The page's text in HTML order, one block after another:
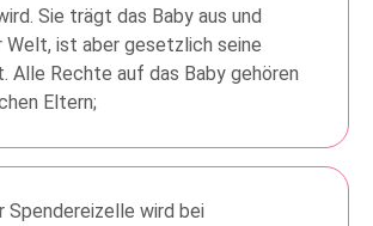
Sie trägt das Baby aus und
Welt, ist aber gesetzlich seine
Alle Rechte auf das Baby gehören
Eltern;
Spendereizelle wird bei